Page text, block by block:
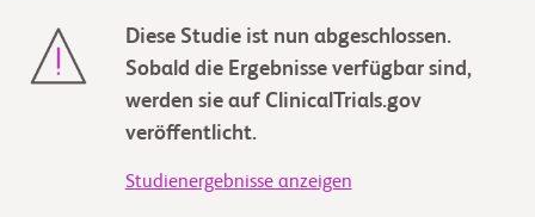
Diese Studie ist nun abgeschlossen.
Sobald die Ergebnisse verfügbar sind,
werden sie auf ClinicalTrials.gov
veröffentlicht.
Studienergebnisse anzeigen